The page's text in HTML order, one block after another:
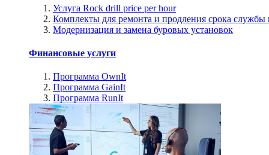
Услуга Rock drill price per hour
Комплекты для ремонта и продления срока службы
Модернизация и замена буровых установок
Финансовые услуги
Программа OwnIt
Программа GainIt
Программа RunIt